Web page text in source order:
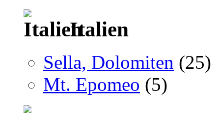
Italien
Sella, Dolomiten (25)
Mt. Epomeo (5)